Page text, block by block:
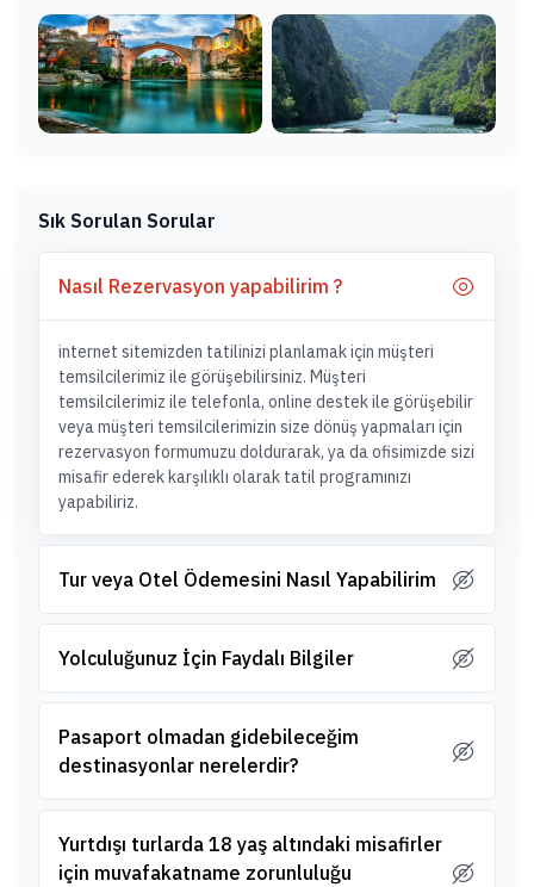
Sık Sorulan Sorular
Nasıl Rezervasyon yapabilirim ?
internet sitemizden tatilinizi planlamak için müşteri
temsilcilerimiz ile görüşebilirsiniz. Müşteri
temsilcilerimiz ile telefonla, online destek ile görüşebilir
veya müşteri temsilcilerimizin size dönüş yapmaları için
rezervasyon formumuzu doldurarak, ya da ofisimizde sizi
misafir ederek karşılıklı olarak tatil programınızı
yapabiliriz.
Tur veya Otel Ödemesini Nasıl Yapabilirim
Yolculuğunuz İçin Faydalı Bilgiler
Pasaport olmadan gidebileceğim
destinasyonlar nerelerdir?
Yurtdışı turlarda 18 yaş altındaki misafirler
için muvafakatname zorunluluğu